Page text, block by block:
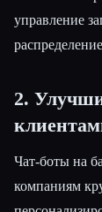
управление
2.
Чат-боты на
компаниям